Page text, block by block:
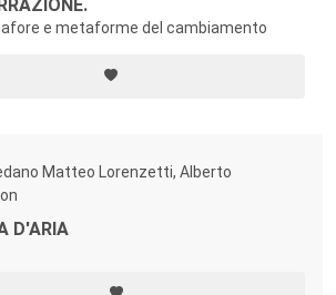
e metaforme del cambiamento
Matteo Lorenzetti, Alberto
D'ARIA